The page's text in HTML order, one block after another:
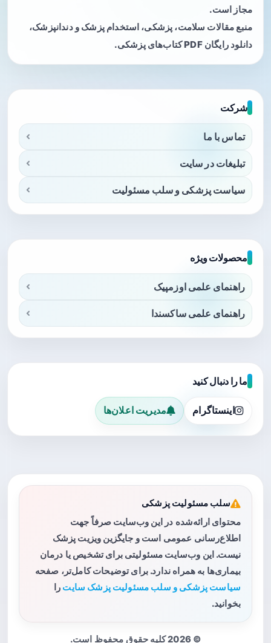
مجاز است.
منبع مقالات سلامت، پزشکی، استخدام پزشک و دندانپزشک،
دانلود رایگان PDF کتاب‌های پزشکی.
شرکت
تماس با ما
تبلیغات در سایت
سیاست پزشکی و سلب مسئولیت
محصولات ویژه
راهنمای علمی اوزمپیک
راهنمای علمی ساکسندا
ما را دنبال کنید
اینستاگرام مدیریت اعلان‌ها
سلب مسئولیت پزشکی
محتوای ارائه‌شده در این وب‌سایت صرفاً جهت
اطلاع‌رسانی عمومی است و جایگزین ویزیت پزشک
نیست. این وب‌سایت مسئولیتی برای تشخیص یا درمان
بیماری‌ها به همراه ندارد. برای توضیحات کامل‌تر، صفحه
سیاست پزشکی و سلب مسئولیت پزشک سایت را
بخوانید.
© 2026 کلیه حقوق محفوظ است.